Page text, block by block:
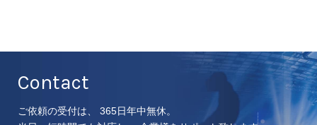
Contact
ご依頼の受付は、 365日年中無休。